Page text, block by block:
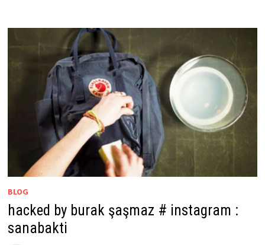
BLOG
hacked by burak şaşmaz # instagram :
sanabakti